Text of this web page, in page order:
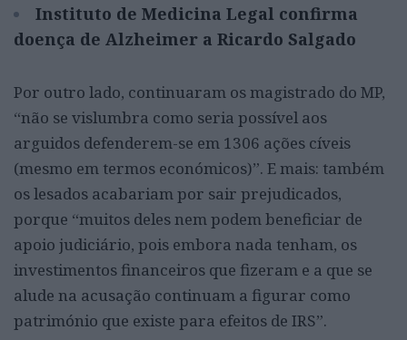
Instituto de Medicina Legal confirma
doença de Alzheimer a Ricardo Salgado
Por outro lado, continuaram os magistrado do MP,
“não se vislumbra como seria possível aos
arguidos defenderem-se em 1306 ações cíveis
(mesmo em termos económicos)”. E mais: também
os lesados acabariam por sair prejudicados,
porque “muitos deles nem podem beneficiar de
apoio judiciário, pois embora nada tenham, os
investimentos financeiros que fizeram e a que se
alude na acusação continuam a figurar como
património que existe para efeitos de IRS”.